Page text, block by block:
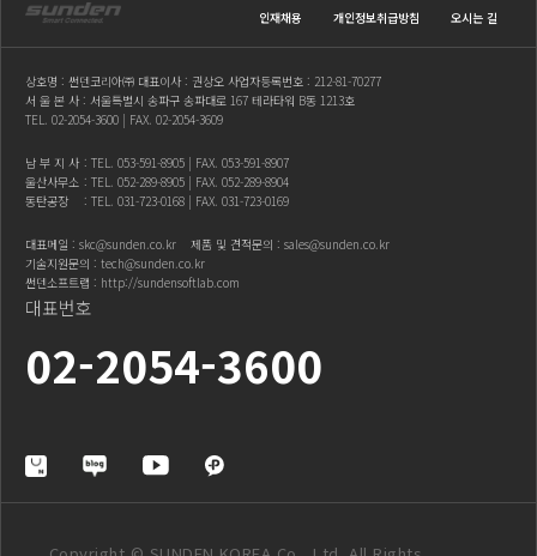
인재채용 개인정보취급방침 오시는 길
상호명 : 썬덴코리아㈜ 대표이사 : 권상오 사업자등록번호 : 212-81-70277
서 울 본 사 : 서울특별시 송파구 송파대로 167 테라타워 B동 1213호
TEL. 02-2054-3600 | FAX. 02-2054-3609
남 부 지 사 : TEL. 053-591-8905 | FAX. 053-591-8907
울산사무소 : TEL. 052-289-8905 | FAX. 052-289-8904
동탄공장
: TEL. 031-723-0168 | FAX. 031-723-0169
대표메일 : skc@sunden.co.kr 제품 및 견적문의 : sales@sunden.co.kr
기술지원문의 : tech@sunden.co.kr
썬덴소프트랩 : http://sundensoftlab.com
대표번호
02-2054-3600